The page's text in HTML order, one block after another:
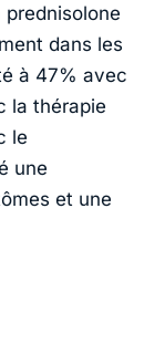
dans les
à 47% avec
la thérapie
le
une
et une